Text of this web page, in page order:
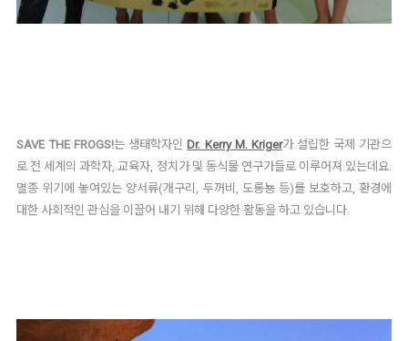
SAVE THE FROGS!는 생태학자인 Dr. Kerry M. Kriger가 설립한 국제 기관으
로 전 세계의 과학자, 교육자, 정치가 및 동식물 연구가들로 이루어져 있는데요.
멸종 위기에 놓여있는 양서류(개구리, 두꺼비, 도롱뇽 등)를 보호하고, 환경에
대한 사회적인 관심을 이끌어 내기 위해 다양한 활동을 하고 있습니다.